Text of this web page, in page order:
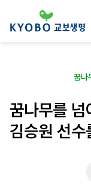
꿈나
꿈나무를 넘
김승원 선수